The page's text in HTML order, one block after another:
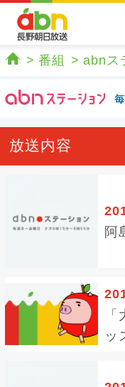
番組 abnス
放送内容
阿
ッ